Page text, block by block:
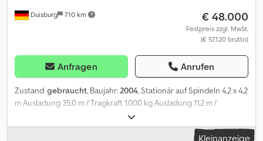
Duisburg 710 km € 48.000
Festpreis zzgl. MwSt.
(€ 57.120 brutto)
Anfragen Anrufen
Zustand:gebraucht, Baujahr: 2004, Stationär auf Spindeln 4,2 x 4,2
m Ausladung 35,0 m / Tragkraft 1.000 kg Ausladung 11,2 m /
Tragkraft 4.000 kg max. Hakenhöhe 23,0 m Drehradius 2,5 m
frequenzgesteuertes Schwenkwerk Betonballast bestehend aus
Kleinanzeige